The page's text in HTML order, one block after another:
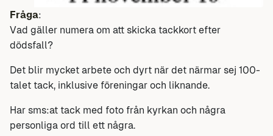
Fråga:
Vad gäller numera om att skicka tackkort efter
dödsfall?
Det blir mycket arbete och dyrt när det närmar sej 100-
talet tack, inklusive föreningar och liknande.
Har sms:at tack med foto från kyrkan och några
personliga ord till ett några.